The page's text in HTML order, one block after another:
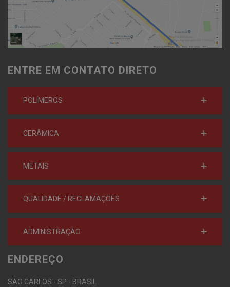
ENTRE EM CONTATO DIRETO
POLÍMEROS
CERÂMICA
METAIS
QUALIDADE / RECLAMAÇÕES
ADMINISTRAÇÃO
ENDEREÇO
SÃO CARLOS - SP - BRASIL